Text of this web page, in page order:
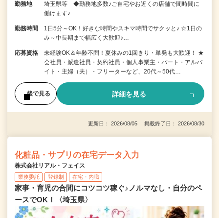
勤務地
埼玉県等 ◆勤務地多数♪ご自宅やお近くの店舗で間時間に
働けます♪
勤務時間
1日5分～OK！好きな時間やスキマ時間でサクッと♪ ☆1日の
み～中長期まで幅広く大歓迎♪…
応募資格
未経験OK＆年齢不問！夏休みの1回きり・単発も大歓迎！ ★
会社員・派遣社員・契約社員・個人事業主・パート・アルバ
イト・主婦（夫）・フリーターなど、20代～50代…
後で見る 詳細を見る
更新日： 2026/08/05 掲載終了日： 2026/08/30
化粧品・サプリの在宅データ入力
株式会社リアル・フェイス
業務委託 登録制 在宅・内職
家事・育児の合間にコツコツ稼ぐ♪ノルマなし・自分のペ
ースでOK！〈埼玉県〉